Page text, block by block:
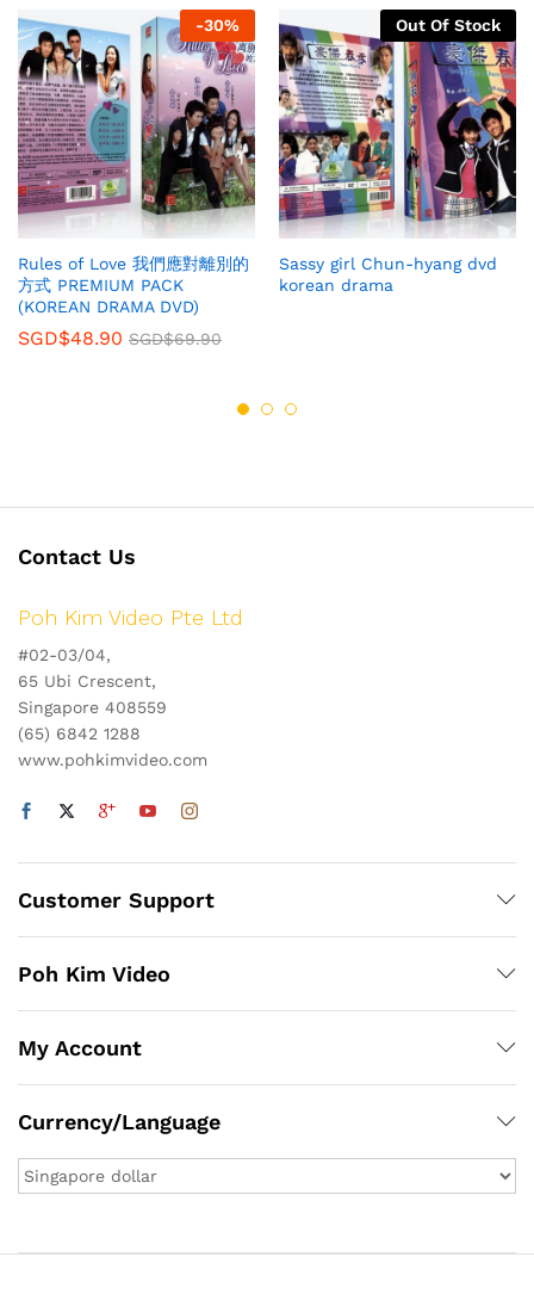
-30%
Rules of Love 我們應對離別的
方式 PREMIUM PACK
(KOREAN DRAMA DVD)
SGD$48.90 SGD$69.90
Out Of Stock
Sassy girl Chun-hyang dvd
korean drama
Contact Us
Poh Kim Video Pte Ltd
#02-03/04,
65 Ubi Crescent,
Singapore 408559
(65) 6842 1288
www.pohkimvideo.com
Customer Support
Poh Kim Video
My Account
Currency/Language